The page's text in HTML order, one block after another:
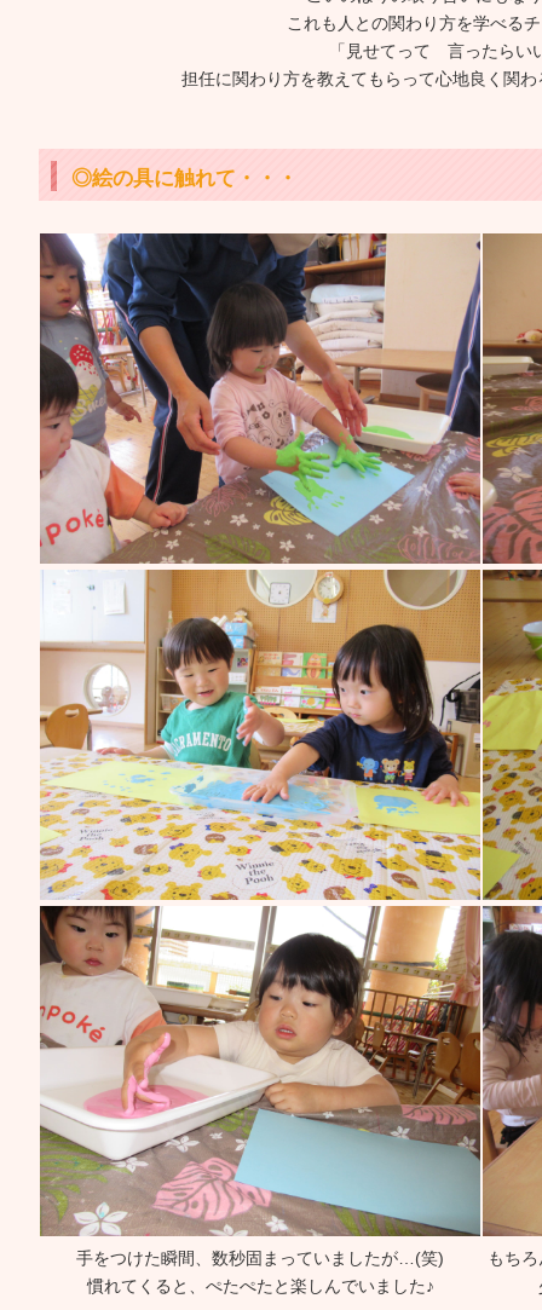
これも人との関わり方を学べる
「見せてって 言ったらい
担任に関わり方を教えてもらって心地良く関
◎絵の具に触れて・・・
手をつけた瞬間、数秒固まっていましたが…(笑)
慣れてくると、ぺたぺたと楽しんでいました♪
もち